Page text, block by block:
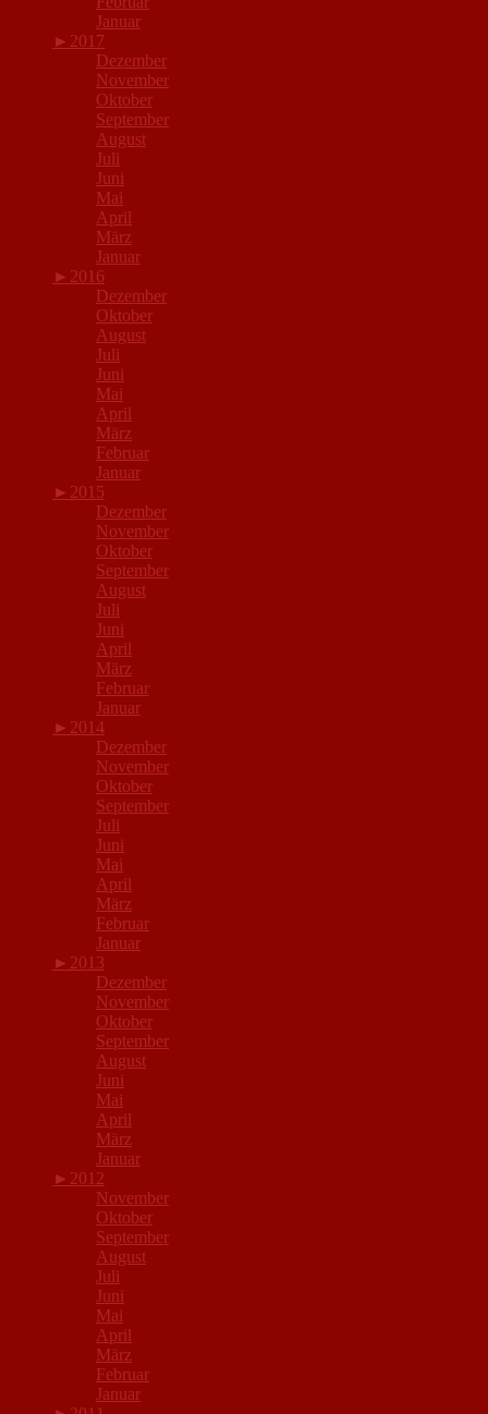
Januar
► 2017
Dezember
November
Oktober
September
August
Juli
Juni
Mai
April
März
Januar
► 2016
Dezember
Oktober
August
Juli
Juni
Mai
April
März
Februar
Januar
► 2015
Dezember
November
Oktober
September
August
Juli
Juni
April
März
Februar
Januar
► 2014
Dezember
November
Oktober
September
Juli
Juni
Mai
April
März
Februar
Januar
► 2013
Dezember
November
Oktober
September
August
Juni
Mai
April
März
Januar
► 2012
November
Oktober
September
August
Juli
Juni
Mai
April
März
Februar
Januar